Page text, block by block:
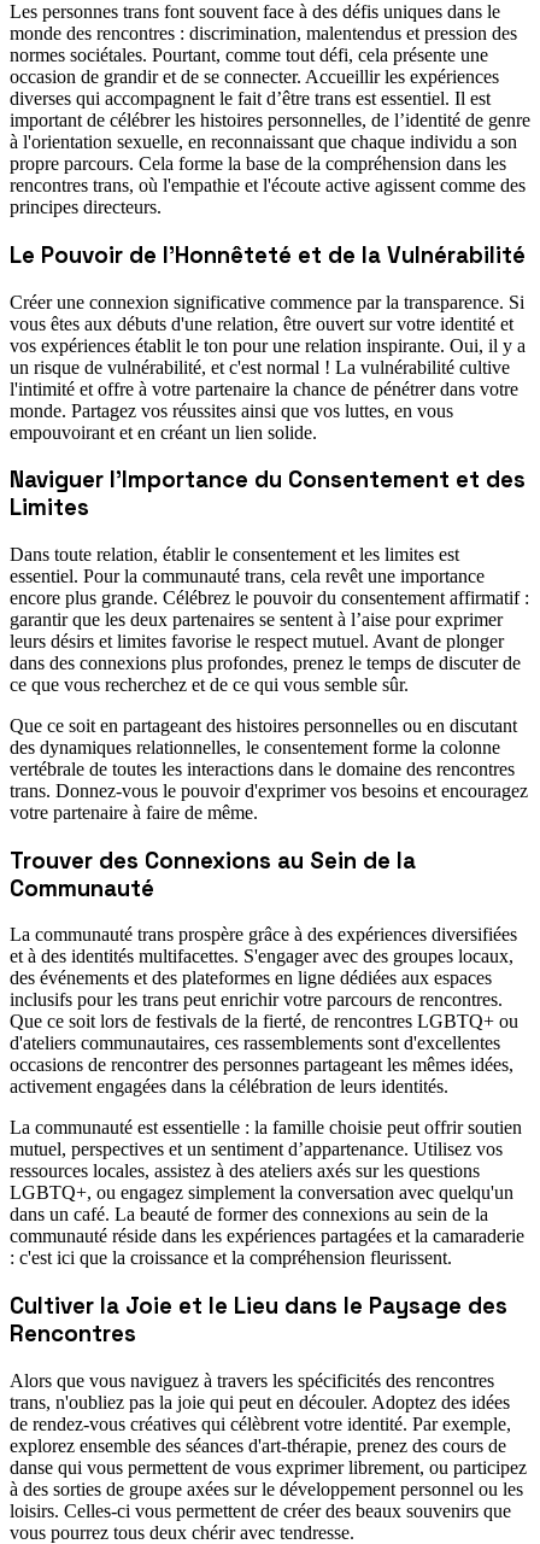
Les personnes trans font souvent face à des défis uniques dans le
monde des rencontres : discrimination, malentendus et pression des
normes sociétales. Pourtant, comme tout défi, cela présente une
occasion de grandir et de se connecter. Accueillir les expériences
diverses qui accompagnent le fait d’être trans est essentiel. Il est
important de célébrer les histoires personnelles, de l’identité de genre
à l'orientation sexuelle, en reconnaissant que chaque individu a son
propre parcours. Cela forme la base de la compréhension dans les
rencontres trans, où l'empathie et l'écoute active agissent comme des
principes directeurs.
Le Pouvoir de l'Honnêteté et de la Vulnérabilité
Créer une connexion significative commence par la transparence. Si
vous êtes aux débuts d'une relation, être ouvert sur votre identité et
vos expériences établit le ton pour une relation inspirante. Oui, il y a
un risque de vulnérabilité, et c'est normal ! La vulnérabilité cultive
l'intimité et offre à votre partenaire la chance de pénétrer dans votre
monde. Partagez vos réussites ainsi que vos luttes, en vous
empouvoirant et en créant un lien solide.
Naviguer l'Importance du Consentement et des
Limites
Dans toute relation, établir le consentement et les limites est
essentiel. Pour la communauté trans, cela revêt une importance
encore plus grande. Célébrez le pouvoir du consentement affirmatif :
garantir que les deux partenaires se sentent à l’aise pour exprimer
leurs désirs et limites favorise le respect mutuel. Avant de plonger
dans des connexions plus profondes, prenez le temps de discuter de
ce que vous recherchez et de ce qui vous semble sûr.
Que ce soit en partageant des histoires personnelles ou en discutant
des dynamiques relationnelles, le consentement forme la colonne
vertébrale de toutes les interactions dans le domaine des rencontres
trans. Donnez-vous le pouvoir d'exprimer vos besoins et encouragez
votre partenaire à faire de même.
Trouver des Connexions au Sein de la
Communauté
La communauté trans prospère grâce à des expériences diversifiées
et à des identités multifacettes. S'engager avec des groupes locaux,
des événements et des plateformes en ligne dédiées aux espaces
inclusifs pour les trans peut enrichir votre parcours de rencontres.
Que ce soit lors de festivals de la fierté, de rencontres LGBTQ+ ou
d'ateliers communautaires, ces rassemblements sont d'excellentes
occasions de rencontrer des personnes partageant les mêmes idées,
activement engagées dans la célébration de leurs identités.
La communauté est essentielle : la famille choisie peut offrir soutien
mutuel, perspectives et un sentiment d’appartenance. Utilisez vos
ressources locales, assistez à des ateliers axés sur les questions
LGBTQ+, ou engagez simplement la conversation avec quelqu'un
dans un café. La beauté de former des connexions au sein de la
communauté réside dans les expériences partagées et la camaraderie
: c'est ici que la croissance et la compréhension fleurissent.
Cultiver la Joie et le Lieu dans le Paysage des
Rencontres
Alors que vous naviguez à travers les spécificités des rencontres
trans, n'oubliez pas la joie qui peut en découler. Adoptez des idées
de rendez-vous créatives qui célèbrent votre identité. Par exemple,
explorez ensemble des séances d'art-thérapie, prenez des cours de
danse qui vous permettent de vous exprimer librement, ou participez
à des sorties de groupe axées sur le développement personnel ou les
loisirs. Celles-ci vous permettent de créer des beaux souvenirs que
vous pourrez tous deux chérir avec tendresse.